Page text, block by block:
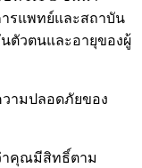
ารแพทย์และสถาบัน
ตัวตนและอายุของผู้
ามปลอดภัยของ
าคุณมีสิทธิ์ตาม